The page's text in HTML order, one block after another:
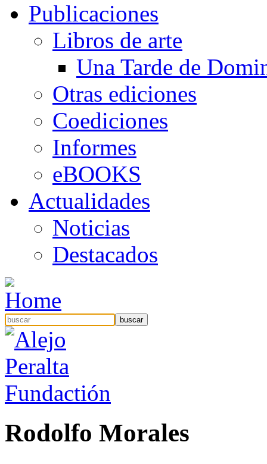
Publicaciones
Libros de arte
Una Tarde de
Otras ediciones
Coediciones
Informes
eBOOKS
Actualidades
Noticias
Destacados
Rodolfo Morales